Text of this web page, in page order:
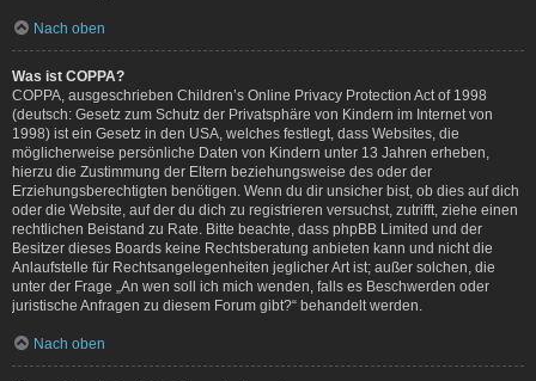
Nach oben
Was ist COPPA?
COPPA, ausgeschrieben Children’s Online Privacy Protection Act of 1998
(deutsch: Gesetz zum Schutz der Privatsphäre von Kindern im Internet von
1998) ist ein Gesetz in den USA, welches festlegt, dass Websites, die
möglicherweise persönliche Daten von Kindern unter 13 Jahren erheben,
hierzu die Zustimmung der Eltern beziehungsweise des oder der
Erziehungsberechtigten benötigen. Wenn du dir unsicher bist, ob dies auf dich
oder die Website, auf der du dich zu registrieren versuchst, zutrifft, ziehe einen
rechtlichen Beistand zu Rate. Bitte beachte, dass phpBB Limited und der
Besitzer dieses Boards keine Rechtsberatung anbieten kann und nicht die
Anlaufstelle für Rechtsangelegenheiten jeglicher Art ist; außer solchen, die
unter der Frage „An wen soll ich mich wenden, falls es Beschwerden oder
juristische Anfragen zu diesem Forum gibt?“ behandelt werden.
Nach oben